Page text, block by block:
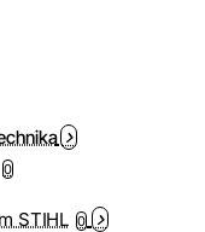
0
STIHL 0